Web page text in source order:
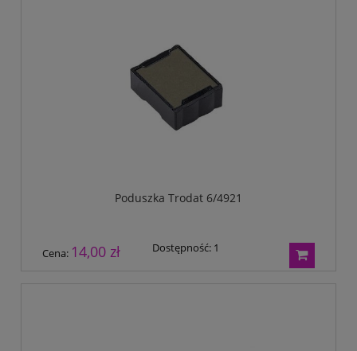
Poduszka Trodat 6/4921
Cena: 14,00 zł Dostępność: 1